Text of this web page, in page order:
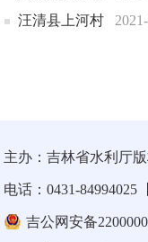
汪清县上河村
主办：吉林省水利厅
电话：0431-84994025
吉公网安备